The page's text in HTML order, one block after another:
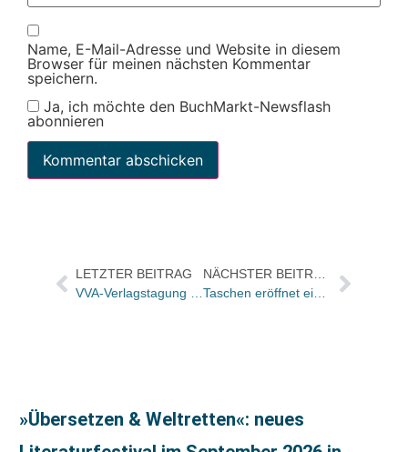
Name, E-Mail-Adresse und Website in diesem
Browser für meinen nächsten Kommentar
speichern.
Ja, ich möchte den BuchMarkt-Newsflash
abonnieren
LETZTER BEITRAG
VVA-Verlagstagung 2013: „Wir müssen als Branche neu denken lernen“
NÄCHSTER BEITRAG
Taschen eröffnet einen Pop Up Store in Berlin
»Übersetzen & Weltretten«: neues